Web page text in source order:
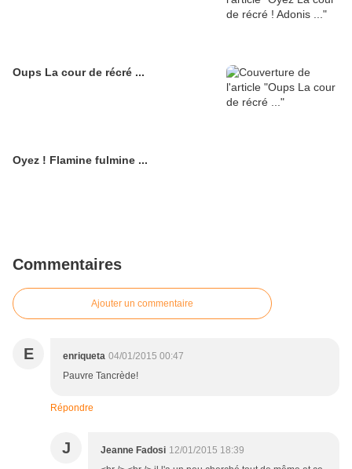
Oups La cour de récré ...
Oyez ! Flamine fulmine ...
Commentaires
Ajouter un commentaire
E enriqueta 04/01/2015 00:47
Pauvre Tancrède!
Répondre
J Jeanne Fadosi 12/01/2015 18:39